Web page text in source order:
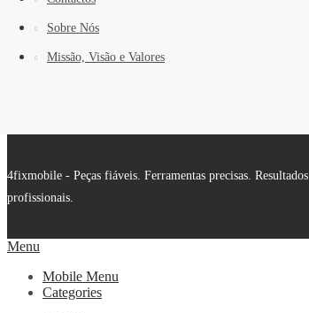
Sobre Nós
Missão, Visão e Valores
4fixmobile - Peças fiáveis. Ferramentas precisas. Resultados
profissionais.
Menu
Mobile Menu
Categories